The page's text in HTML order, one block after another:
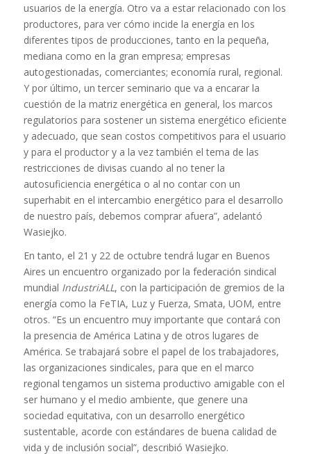
usuarios de la energía. Otro va a estar relacionado con los
productores, para ver cómo incide la energía en los
diferentes tipos de producciones, tanto en la pequeña,
mediana como en la gran empresa; empresas
autogestionadas, comerciantes; economía rural, regional.
Y por último, un tercer seminario que va a encarar la
cuestión de la matriz energética en general, los marcos
regulatorios para sostener un sistema energético eficiente
y adecuado, que sean costos competitivos para el usuario
y para el productor y a la vez también el tema de las
restricciones de divisas cuando al no tener la
autosuficiencia energética o al no contar con un
superhabit en el intercambio energético para el desarrollo
de nuestro país, debemos comprar afuera”, adelantó
Wasiejko.
En tanto, el 21 y 22 de octubre tendrá lugar en Buenos
Aires un encuentro organizado por la federación sindical
mundial IndustriALL, con la participación de gremios de la
energía como la FeTIA, Luz y Fuerza, Smata, UOM, entre
otros. “Es un encuentro muy importante que contará con
la presencia de América Latina y de otros lugares de
América. Se trabajará sobre el papel de los trabajadores,
las organizaciones sindicales, para que en el marco
regional tengamos un sistema productivo amigable con el
ser humano y el medio ambiente, que genere una
sociedad equitativa, con un desarrollo energético
sustentable, acorde con estándares de buena calidad de
vida y de inclusión social”, describió Wasiejko.